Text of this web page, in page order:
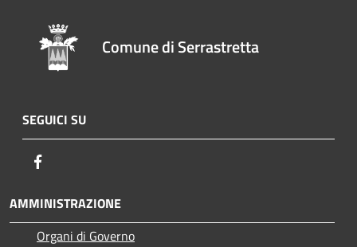
Comune di Serrastretta
SEGUICI SU
AMMINISTRAZIONE
Organi di Governo